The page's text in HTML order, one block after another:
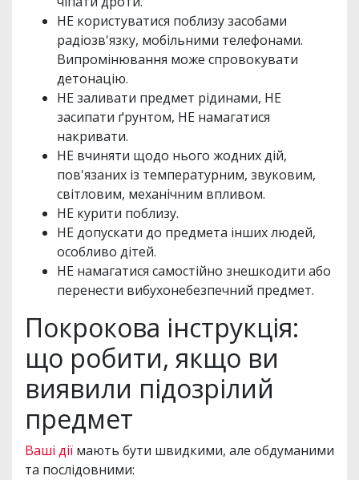
НЕ користуватися поблизу засобами
радіозв'язку, мобільними телефонами.
Випромінювання може спровокувати
детонацію.
НЕ заливати предмет рідинами, НЕ
засипати ґрунтом, НЕ намагатися
накривати.
НЕ вчиняти щодо нього жодних дій,
пов'язаних із температурним, звуковим,
світловим, механічним впливом.
НЕ курити поблизу.
НЕ допускати до предмета інших людей,
особливо дітей.
НЕ намагатися самостійно знешкодити або
перенести вибухонебезпечний предмет.
Покрокова інструкція:
що робити, якщо ви
виявили підозрілий
предмет
Ваші дії мають бути швидкими, але обдуманими
та послідовними: